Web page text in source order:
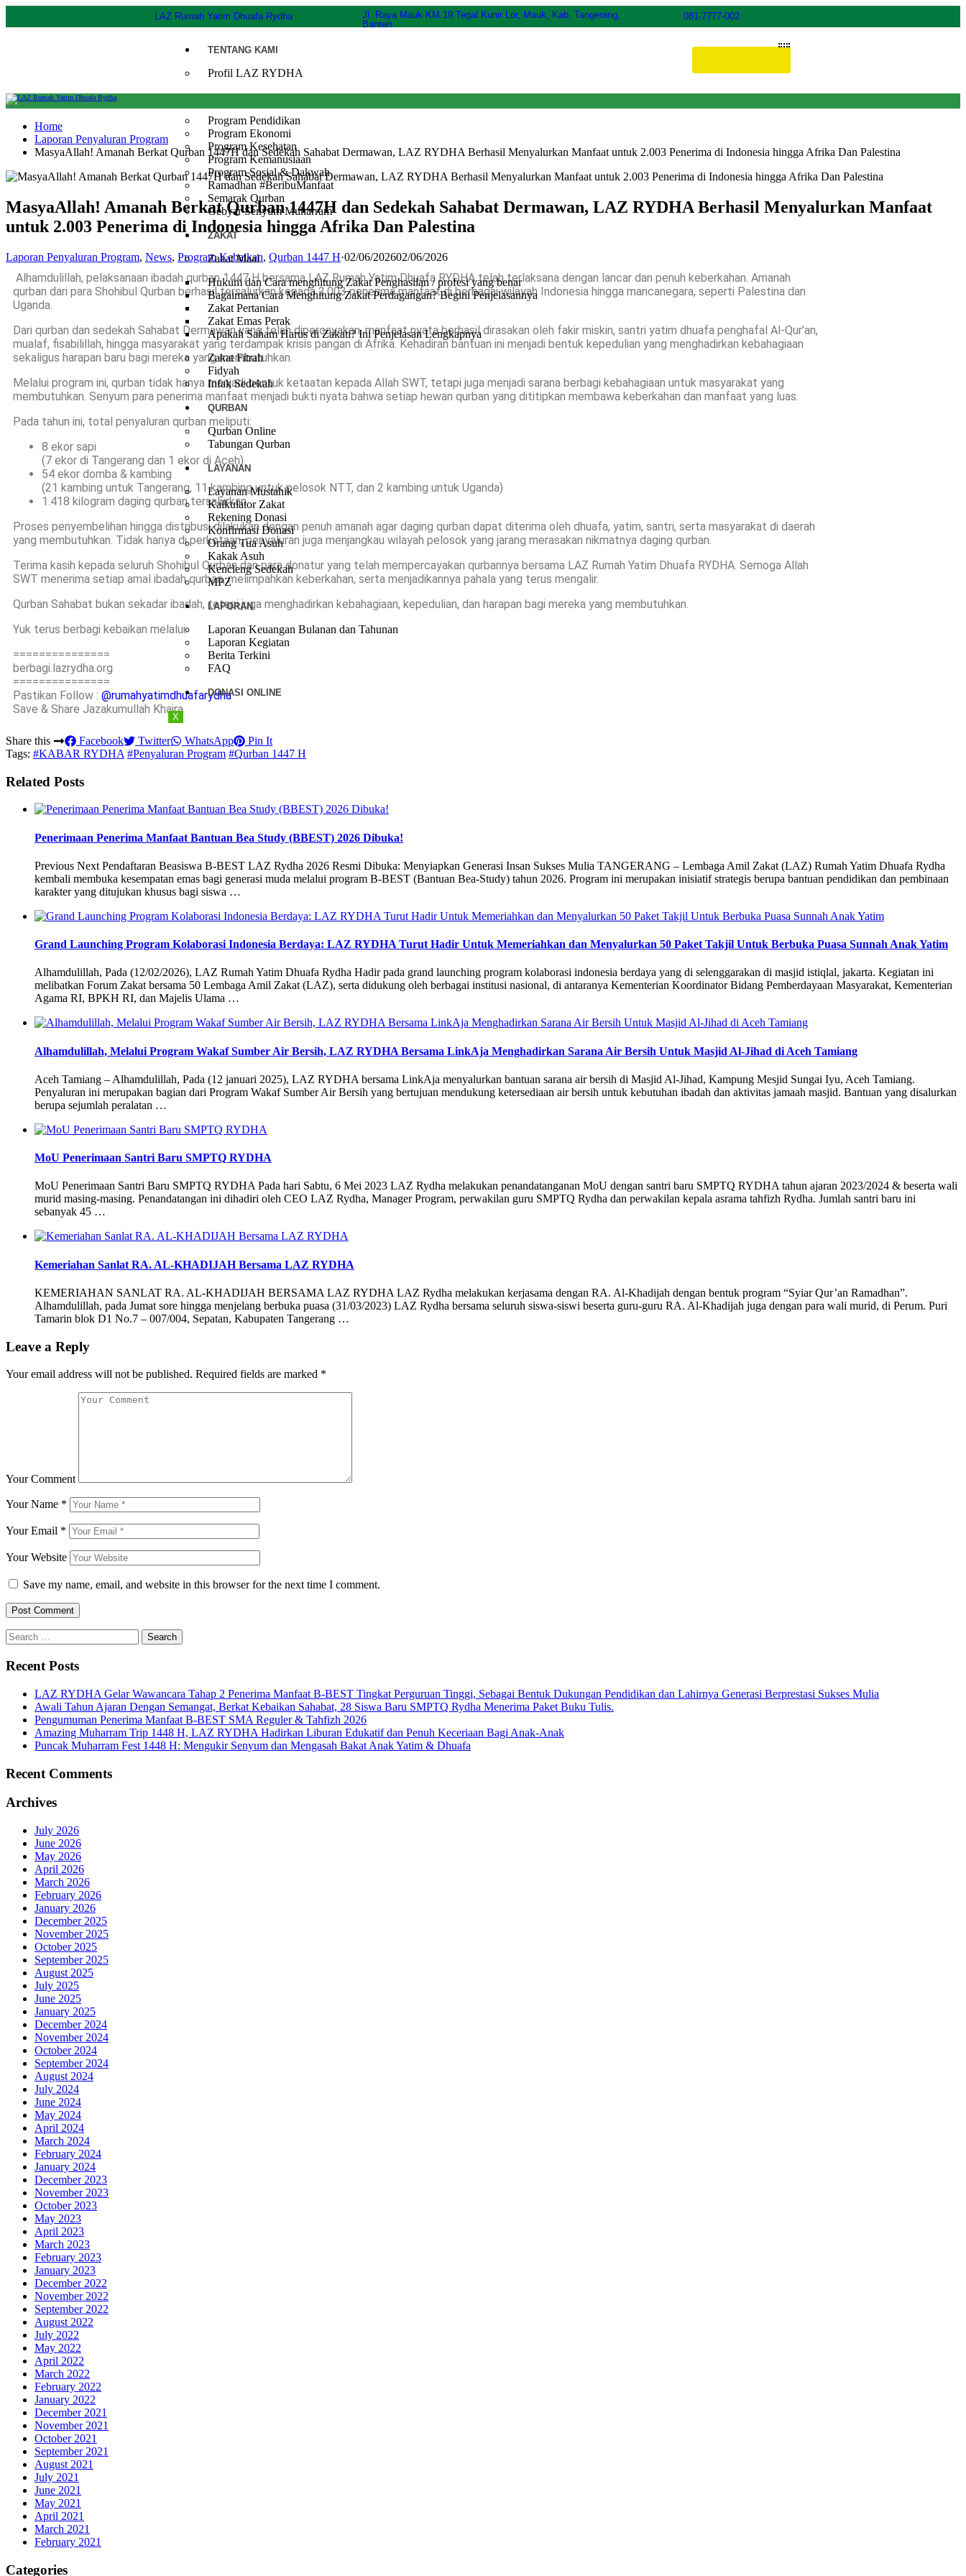
LAZ Rumah Yatim Dhuafa Rydha
Jl. Raya Mauk KM.19 Tegal Kunir Lor, Mauk, Kab. Tangerang,
Banten
081-7777-002
TENTANG KAMI
Profil LAZ RYDHA
Program Pendidikan
Program Ekonomi
Program Kesehatan
Program Kemanusiaan
Program Sosial & Dakwah
Ramadhan #BeribuManfaat
Semarak Qurban
Gebyar Senyum Muharram
ZAKAT
Zakat Maal
Hukum dan Cara menghitung Zakat Penghasilan / profesi yang benar
Bagaimana Cara Menghitung Zakat Perdagangan? Begini Penjelasannya
Zakat Pertanian
Zakat Emas Perak
Apakah Saham Harus di Zakati? Ini Penjelasan Lengkapnya
Zakat Fitrah
Fidyah
Infak Sedekah
QURBAN
Qurban Online
Tabungan Qurban
LAYANAN
Layanan Mustahik
Kalkulator Zakat
Rekening Donasi
Konfirmasi Donasi
Orang Tua Asuh
Kakak Asuh
Kencleng Sedekah
MPZ
LAPORAN
Laporan Keuangan Bulanan dan Tahunan
Laporan Kegiatan
Berita Terkini
FAQ
DONASI ONLINE
X
Home
Laporan Penyaluran Program
MasyaAllah! Amanah Berkat Qurban 1447H dan Sedekah Sahabat Dermawan, LAZ RYDHA Berhasil Menyalurkan Manfaat untuk 2.003 Penerima di Indonesia hingga Afrika Dan Palestina
MasyaAllah! Amanah Berkat Qurban 1447H dan Sedekah Sahabat Dermawan, LAZ RYDHA Berhasil Menyalurkan Manfaat
untuk 2.003 Penerima di Indonesia hingga Afrika Dan Palestina
Laporan Penyaluran Program, News, Program Kebaikan, Qurban 1447 H·02/06/202602/06/2026
Alhamdulillah, pelaksanaan ibadah qurban 1447 H bersama LAZ Rumah Yatim Dhuafa RYDHA telah terlaksana dengan lancar dan penuh keberkahan. Amanah
qurban dari para Shohibul Qurban berhasil tersalurkan kepada 2.003 penerima manfaat di berbagai wilayah Indonesia hingga mancanegara, seperti Palestina dan
Uganda.
Dari qurban dan sedekah Sahabat Dermawan yang telah dipercayakan, manfaat nyata berhasil dirasakan oleh fakir miskin, santri yatim dhuafa penghafal Al-Qur’an,
mualaf, fisabilillah, hingga masyarakat yang terdampak krisis pangan di Afrika. Kehadiran bantuan ini menjadi bentuk kepedulian yang menghadirkan kebahagiaan
sekaligus harapan baru bagi mereka yang membutuhkan.
Melalui program ini, qurban tidak hanya menjadi bentuk ketaatan kepada Allah SWT, tetapi juga menjadi sarana berbagi kebahagiaan untuk masyarakat yang
membutuhkan. Senyum para penerima manfaat menjadi bukti nyata bahwa setiap hewan qurban yang dititipkan membawa keberkahan dan manfaat yang luas.
Pada tahun ini, total penyaluran qurban meliputi:
8 ekor sapi
(7 ekor di Tangerang dan 1 ekor di Aceh)
54 ekor domba & kambing
(21 kambing untuk Tangerang, 11 kambing untuk pelosok NTT, dan 2 kambing untuk Uganda)
1.418 kilogram daging qurban tersalurkan
Proses penyembelihan hingga distribusi dilakukan dengan penuh amanah agar daging qurban dapat diterima oleh dhuafa, yatim, santri, serta masyarakat di daerah
yang membutuhkan. Tidak hanya di perkotaan, penyaluran juga menjangkau wilayah pelosok yang jarang merasakan nikmatnya daging qurban.
Terima kasih kepada seluruh Shohibul Qurban dan para donatur yang telah mempercayakan qurbannya bersama LAZ Rumah Yatim Dhuafa RYDHA. Semoga Allah
SWT menerima setiap amal ibadah qurban, melimpahkan keberkahan, serta menjadikannya pahala yang terus mengalir.
Qurban Sahabat bukan sekadar ibadah, tetapi juga menghadirkan kebahagiaan, kepedulian, dan harapan bagi mereka yang membutuhkan.
Yuk terus berbagi kebaikan melalui:
===============
berbagi.lazrydha.org
===============
Pastikan Follow : @rumahyatimdhuafarydha
Save & Share Jazakumullah Khaira
Share this Facebook Twitter WhatsApp
Pin It
Tags: #KABAR RYDHA #Penyaluran Program #Qurban 1447 H
Related Posts
Penerimaan Penerima Manfaat Bantuan Bea Study (BBEST) 2026 Dibuka!
Previous Next Pendaftaran Beasiswa B-BEST LAZ Rydha 2026 Resmi Dibuka: Menyiapkan Generasi Insan Sukses Mulia TANGERANG – Lembaga Amil Zakat (LAZ) Rumah Yatim Dhuafa Rydha
kembali membuka kesempatan emas bagi generasi muda melalui program B-BEST (Bantuan Bea-Study) tahun 2026. Program ini merupakan inisiatif strategis berupa bantuan pendidikan dan pembinaan
karakter yang ditujukan khusus bagi siswa …
Grand Launching Program Kolaborasi Indonesia Berdaya: LAZ RYDHA Turut Hadir Untuk Memeriahkan dan Menyalurkan 50 Paket Takjil Untuk Berbuka Puasa Sunnah Anak Yatim
Alhamdulillah, Pada (12/02/2026), LAZ Rumah Yatim Dhuafa Rydha Hadir pada grand launching program kolaborasi indonesia berdaya yang di selenggarakan di masjid istiqlal, jakarta. Kegiatan ini
melibatkan Forum Zakat bersama 50 Lembaga Amil Zakat (LAZ), serta didukung oleh berbagai institusi nasional, di antaranya Kementerian Koordinator Bidang Pemberdayaan Masyarakat, Kementerian
Agama RI, BPKH RI, dan Majelis Ulama …
Alhamdulillah, Melalui Program Wakaf Sumber Air Bersih, LAZ RYDHA Bersama LinkAja Menghadirkan Sarana Air Bersih Untuk Masjid Al-Jihad di Aceh Tamiang
Aceh Tamiang – Alhamdulillah, Pada (12 januari 2025), LAZ RYDHA bersama LinkAja menyalurkan bantuan sarana air bersih di Masjid Al-Jihad, Kampung Mesjid Sungai Iyu, Aceh Tamiang.
Penyaluran ini merupakan bagian dari Program Wakaf Sumber Air Bersih yang bertujuan mendukung ketersediaan air bersih untuk kebutuhan ibadah dan aktivitas jamaah masjid. Bantuan yang disalurkan
berupa sejumlah peralatan …
MoU Penerimaan Santri Baru SMPTQ RYDHA
MoU Penerimaan Santri Baru SMPTQ RYDHA Pada hari Sabtu, 6 Mei 2023 LAZ Rydha melakukan penandatanganan MoU dengan santri baru SMPTQ RYDHA tahun ajaran 2023/2024 & beserta wali
murid masing-masing. Penandatangan ini dihadiri oleh CEO LAZ Rydha, Manager Program, perwakilan guru SMPTQ Rydha dan perwakilan kepala asrama tahfizh Rydha. Jumlah santri baru ini
sebanyak 45 …
Kemeriahan Sanlat RA. AL-KHADIJAH Bersama LAZ RYDHA
KEMERIAHAN SANLAT RA. AL-KHADIJAH BERSAMA LAZ RYDHA LAZ Rydha melakukan kerjasama dengan RA. Al-Khadijah dengan bentuk program “Syiar Qur’an Ramadhan”.
Alhamdulillah, pada Jumat sore hingga menjelang berbuka puasa (31/03/2023) LAZ Rydha bersama seluruh siswa-siswi beserta guru-guru RA. Al-Khadijah juga dengan para wali murid, di Perum. Puri
Tamarin blok D1 No.7 – 007/004, Sepatan, Kabupaten Tangerang …
Leave a Reply
Your email address will not be published. Required fields are marked *
Your Comment
Your Name *
Your Email *
Your Website
Save my name, email, and website in this browser for the next time I comment.
Recent Posts
LAZ RYDHA Gelar Wawancara Tahap 2 Penerima Manfaat B-BEST Tingkat Perguruan Tinggi, Sebagai Bentuk Dukungan Pendidikan dan Lahirnya Generasi Berprestasi Sukses Mulia
Awali Tahun Ajaran Dengan Semangat, Berkat Kebaikan Sahabat, 28 Siswa Baru SMPTQ Rydha Menerima Paket Buku Tulis.
Pengumuman Penerima Manfaat B-BEST SMA Reguler & Tahfizh 2026
Amazing Muharram Trip 1448 H, LAZ RYDHA Hadirkan Liburan Edukatif dan Penuh Keceriaan Bagi Anak-Anak
Puncak Muharram Fest 1448 H: Mengukir Senyum dan Mengasah Bakat Anak Yatim & Dhuafa
Recent Comments
Archives
July 2026
June 2026
May 2026
April 2026
March 2026
February 2026
January 2026
December 2025
November 2025
October 2025
September 2025
August 2025
July 2025
June 2025
January 2025
December 2024
November 2024
October 2024
September 2024
August 2024
July 2024
June 2024
May 2024
April 2024
March 2024
February 2024
January 2024
December 2023
November 2023
October 2023
May 2023
April 2023
March 2023
February 2023
January 2023
December 2022
November 2022
September 2022
August 2022
July 2022
May 2022
April 2022
March 2022
February 2022
January 2022
December 2021
November 2021
October 2021
September 2021
August 2021
July 2021
June 2021
May 2021
April 2021
March 2021
February 2021
Categories